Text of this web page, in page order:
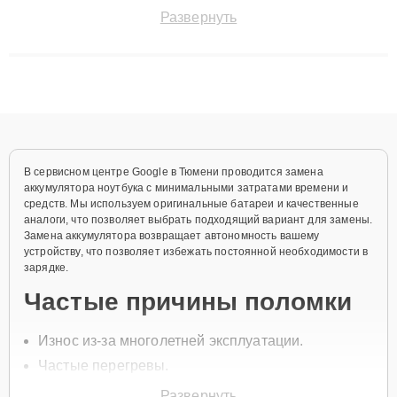
сохранением гарантии до 3 лет. Наши мастера решают
Развернуть
В сервисном центре Google в Тюмени проводится замена
аккумулятора ноутбука с минимальными затратами времени и
средств. Мы используем оригинальные батареи и качественные
аналоги, что позволяет выбрать подходящий вариант для замены.
Замена аккумулятора возвращает автономность вашему
устройству, что позволяет избежать постоянной необходимости в
зарядке.
Частые причины поломки
Износ из-за многолетней эксплуатации.
Частые перегревы.
Механические повреждения корпуса